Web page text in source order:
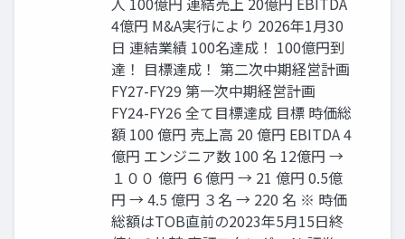
4億円 M&A実行により 2026年1月30
日 連結業績 100名達成！ 100億円到
達！ 目標達成！ 第二次中期経営計画
FY27-FY29 第一次中期経営計画
FY24-FY26 全て目標達成 目標 時価総
額 100 億円 売上高 20 億円 EBITDA 4
億円 エンジニア数 100 名 12億円 →
１００ 億円 ６億円 → 21 億円 0.5億
円 → 4.5 億円 ３名 → 220 名 ※ 時価
総額はTOB直前の2023年5月15日終